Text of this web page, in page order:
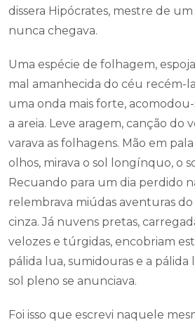
dissera Hipócrates, mestre de
nunca chegava.
Uma espécie de folhagem,
mal amanhecida do céu recém-
uma onda mais forte,
a areia. Leve aragem, canção do
varava as folhagens. Mão em
olhos, mirava o sol longínquo, o
Recuando para um dia perdido
relembrava miúdas aventuras
cinza. Já nuvens pretas,
velozes e túrgidas, encobriam
pálida lua, sumidouras e a pálida
sol pleno se anunciava.
Foi isso que escrevi naquele